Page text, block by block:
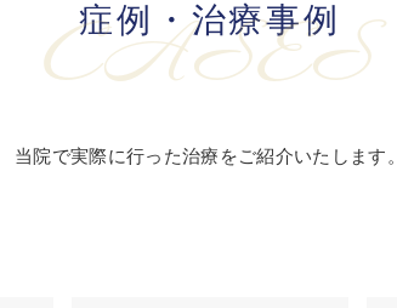
症例・治療事例
CASES
当院で実際に行った治療をご紹介いたします。